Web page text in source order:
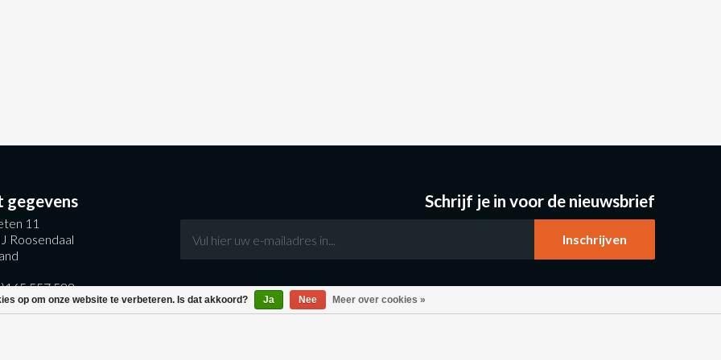
op om onze website te verbeteren. Is dat akkoord? Ja Nee Meer over cookies »
gegevens
11
Roosendaal
557 588
Schrijf je in voor de nieuwsbrief